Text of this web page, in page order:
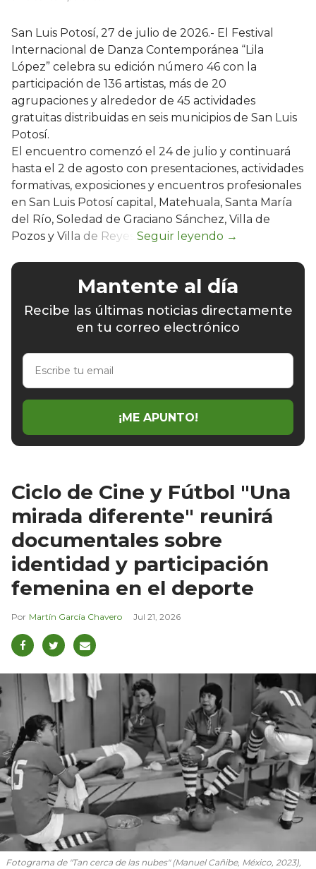
San Luis Potosí, 27 de julio de 2026.- El Festival
Internacional de Danza Contemporánea “Lila
López” celebra su edición número 46 con la
participación de 136 artistas, más de 20
agrupaciones y alrededor de 45 actividades
gratuitas distribuidas en seis municipios de San Luis
Potosí.
El encuentro comenzó el 24 de julio y continuará
hasta el 2 de agosto con presentaciones, actividades
formativas, exposiciones y encuentros profesionales
en San Luis Potosí capital, Matehuala, Santa María
del Río, Soledad de Graciano Sánchez, Villa de
Pozos y Villa de Reyes.
Mantente al día
Recibe las últimas noticias directamente
en tu correo electrónico
Escribe
email
¡ME APUNTO!
Ciclo de Cine y Fútbol "Una
mirada diferente" reunirá
documentales sobre
identidad y participación
femenina en el deporte
Martín García Chavero Jul 21, 2026
Fotograma de "Tan cerca de las nubes" (Manuel Cañibe, México, 2023),